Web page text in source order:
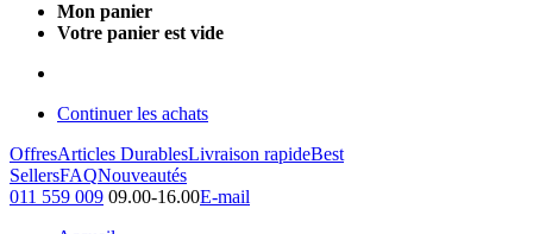
Mon panier
Votre panier est vide
Continuer les achats
OffresArticles DurablesLivraison rapideBest
SellersFAQNouveautés
011 559 009 09.00-16.00E-mail